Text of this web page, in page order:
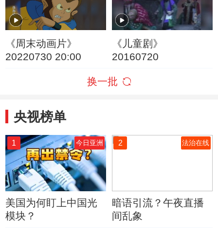
《周末动画片》
20220730 20:00
《儿童剧》
20160720
换一批
央视榜单
1 今日亚洲
美国为何盯上中国光
模块？
2 法治在线
暗语引流？午夜直播
间乱象